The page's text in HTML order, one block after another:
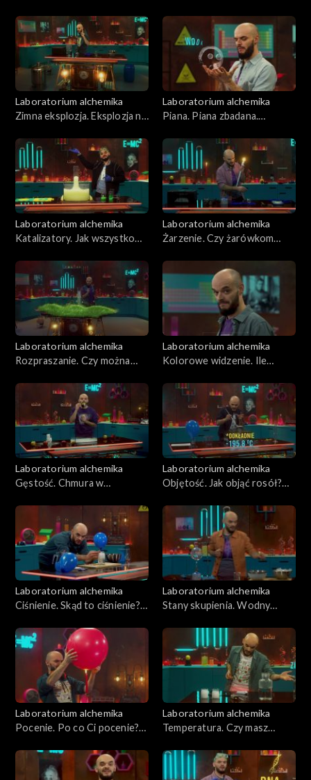
Laboratorium alchemika
Zimna eksplozja. Eksplozja na
Laboratorium alchemika
Piana. Piana zbadana.
Laboratorium alchemika
Katalizatory. Jak wszystko
Laboratorium alchemika
Żarzenie. Czy żarówkom
Laboratorium alchemika
Rozpraszanie. Czy można
Odcinek 12
Laboratorium alchemika
Kolorowe widzenie. Ile
Odcinek 11
Laboratorium alchemika
Gęstość. Chmura w
Odcinek 10
Laboratorium alchemika
Objętość. Jak objąć rosół?
Laboratorium alchemika
Ciśnienie. Skąd to ciśnienie?
Laboratorium alchemika
Stany skupienia. Wodny
Laboratorium alchemika
Pocenie. Po co Ci pocenie?
Laboratorium alchemika
Temperatura. Czy masz